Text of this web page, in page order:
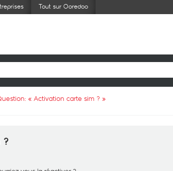
Tout sur Ooredoo
« Activation carte sim ? »
?